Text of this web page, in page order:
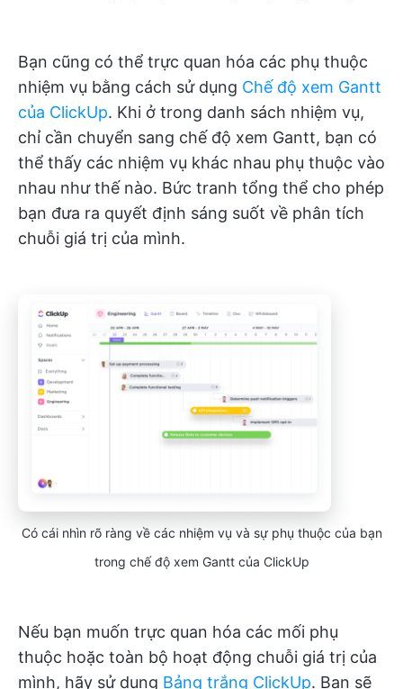
Bạn cũng có thể trực quan hóa các phụ thuộc
nhiệm vụ bằng cách sử dụng Chế độ xem Gantt
của ClickUp. Khi ở trong danh sách nhiệm vụ,
chỉ cần chuyển sang chế độ xem Gantt, bạn có
thể thấy các nhiệm vụ khác nhau phụ thuộc vào
nhau như thế nào. Bức tranh tổng thể cho phép
bạn đưa ra quyết định sáng suốt về phân tích
chuỗi giá trị của mình.
Có cái nhìn rõ ràng về các nhiệm vụ và sự phụ thuộc của bạn
trong chế độ xem Gantt của ClickUp
Nếu bạn muốn trực quan hóa các mối phụ
thuộc hoặc toàn bộ hoạt động chuỗi giá trị của
mình, hãy sử dụng Bảng trắng ClickUp. Bạn sẽ